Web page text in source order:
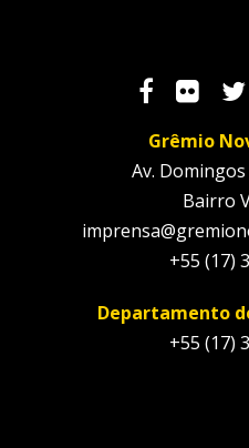
Grêmio
Av.
Bairro
+55 (17)
Departamento
+55 (17)